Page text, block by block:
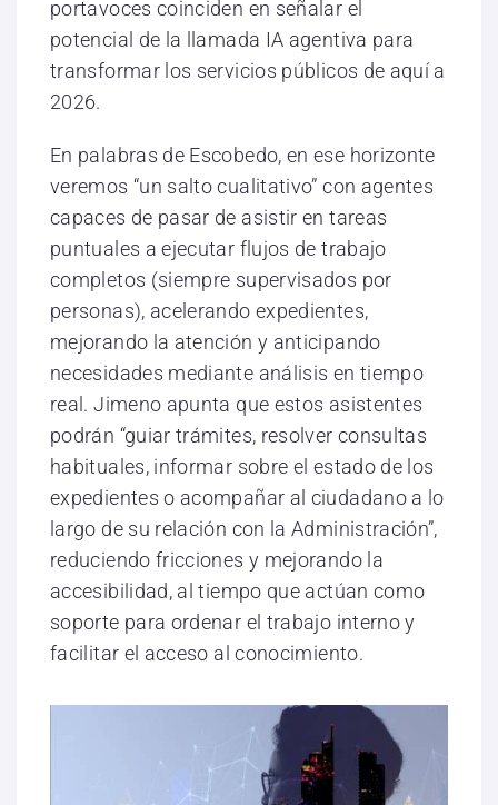
portavoces coinciden en señalar el
potencial de la llamada IA agentiva para
transformar los servicios públicos de aquí a
2026.
En palabras de Escobedo, en ese horizonte
veremos “un salto cualitativo” con agentes
capaces de pasar de asistir en tareas
puntuales a ejecutar flujos de trabajo
completos (siempre supervisados por
personas), acelerando expedientes,
mejorando la atención y anticipando
necesidades mediante análisis en tiempo
real. Jimeno apunta que estos asistentes
podrán “guiar trámites, resolver consultas
habituales, informar sobre el estado de los
expedientes o acompañar al ciudadano a lo
largo de su relación con la Administración”,
reduciendo fricciones y mejorando la
accesibilidad, al tiempo que actúan como
soporte para ordenar el trabajo interno y
facilitar el acceso al conocimiento.